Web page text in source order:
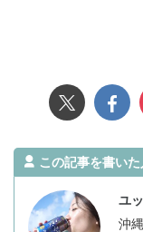
この記事を書いた
ユ
沖